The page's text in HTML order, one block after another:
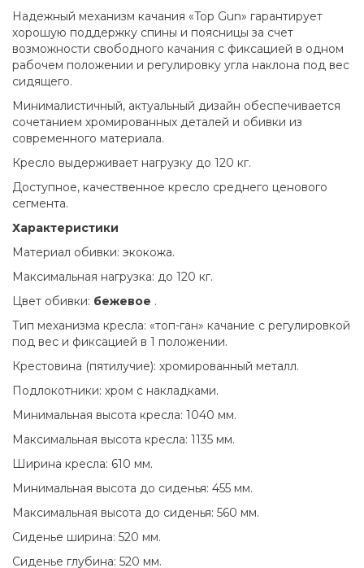
Надежный механизм качания «Top Gun» гарантирует
хорошую поддержку спины и поясницы за счет
возможности свободного качания с фиксацией в одном
рабочем положении и регулировку угла наклона под вес
сидящего.
Минималистичный, актуальный дизайн обеспечивается
сочетанием хромированных деталей и обивки из
современного материала.
Кресло выдерживает нагрузку до 120 кг.
Доступное, качественное кресло среднего ценового
сегмента.
Характеристики
Материал обивки: экокожа.
Максимальная нагрузка: до 120 кг.
Цвет обивки: бежевое .
Тип механизма кресла: «топ-ган» качание с регулировкой
под вес и фиксацией в 1 положении.
Крестовина (пятилучие): хромированный металл.
Подлокотники: хром с накладками.
Минимальная высота кресла: 1040 мм.
Максимальная высота кресла: 1135 мм.
Ширина кресла: 610 мм.
Минимальная высота до сиденья: 455 мм.
Максимальная высота до сиденья: 560 мм.
Сиденье ширина: 520 мм.
Сиденье глубина: 520 мм.